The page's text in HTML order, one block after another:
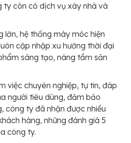
ty còn có dịch vụ xây nhà và
lớn, hệ thống máy móc hiện
cập nhập xu hướng thời đại
sáng tạo, nâng tầm sản
việc chuyên nghiệp, tự tin, đáp
người tiêu dùng, đảm bảo
công ty đã nhận được nhiều
hàng, những đánh giá 5
công ty.